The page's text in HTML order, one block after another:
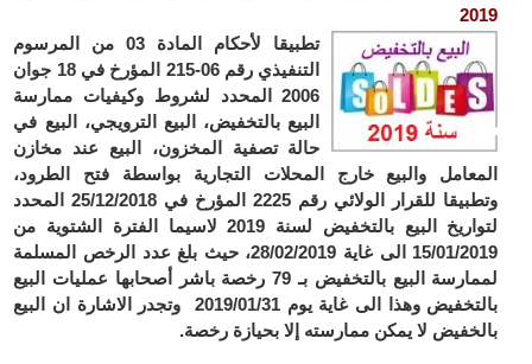
2019
تطبيقا لأحكام المادة 03 من المرسوم
التنفيذي رقم 06-215 المؤرخ في 18 جوان
2006 المحدد لشروط وكيفيات ممارسة
البيع بالتخفيض، البيع الترويجي، البيع في
حالة تصفية المخزون، البيع عند مخازن
المعامل والبيع خارج المحلات التجارية بواسطة فتح الطرود،
وتطبيقا للقرار الولائي رقم 2225 المؤرخ في 25/12/2018 المحدد
لتواريخ البيع بالتخفيض لسنة 2019 لاسيما الفترة الشتوية من
15/01/2019 الى غاية 28/02/2019، حيث بلغ عدد الرخص المسلمة
لممارسة البيع بالتخفيض بـ 79 رخصة باشر أصحابها عمليات البيع
بالتخفيض وهذا الى غاية يوم 2019/01/31 وتجدر الاشارة ان البيع
بالخفيض لا يمكن ممارسته إلا بحيازة رخصة.